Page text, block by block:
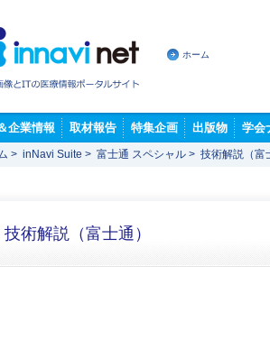
ホーム
企業情報 取材報告 特集企画 出版物 学会
> inNavi Suite > 富士通 スペシャル > 技術解説（富
技術解説（富士通）